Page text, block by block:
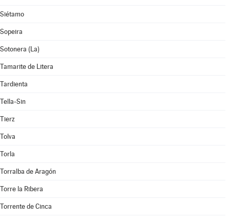
Siétamo
Sopeira
Sotonera (La)
Tamarite de Litera
Tardienta
Tella-Sin
Tierz
Tolva
Torla
Torralba de Aragón
Torre la Ribera
Torrente de Cinca